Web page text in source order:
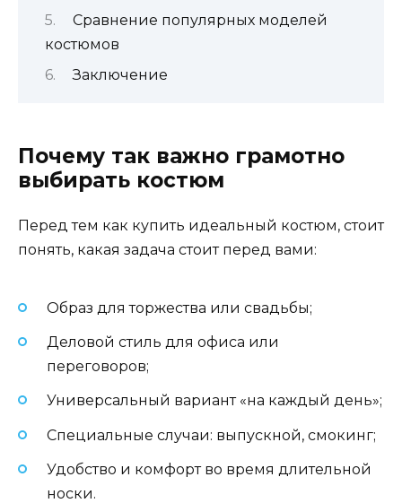
Сравнение популярных моделей
костюмов
Заключение
Почему так важно грамотно
выбирать костюм
Перед тем как купить идеальный костюм, стоит
понять, какая задача стоит перед вами:
Образ для торжества или свадьбы;
Деловой стиль для офиса или
переговоров;
Универсальный вариант «на каждый день»;
Специальные случаи: выпускной, смокинг;
Удобство и комфорт во время длительной
носки.